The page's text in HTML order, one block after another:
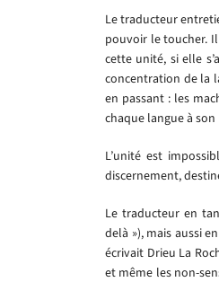
Le traducteur
pouvoir le toucher. Il
cette unité, si elle
concentration de la
en passant : les
chaque langue à son
L’unité est
discernement,
Le traducteur en
delà »), mais aussi
écrivait Drieu La
et même les non-